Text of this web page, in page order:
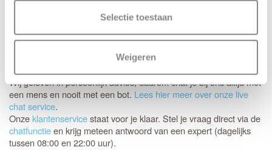
Selectie toestaan
Weigeren
Controleer
of de afmetingen, kleur en uitvoering helemaal
kloppen.
Hulp nodig bij je keuze?
Wij geloven in persoonlijk advies; daarom chat je bij ons altijd met
een mens en nooit met een bot. Lees hier meer over onze live
chat service.
Onze klantenservicestaat voor je klaar. Stel je vraag direct via de
chatfunctieen krijg meteen antwoord van een expert (dagelijks
tussen 08:00 en 22:00 uur).